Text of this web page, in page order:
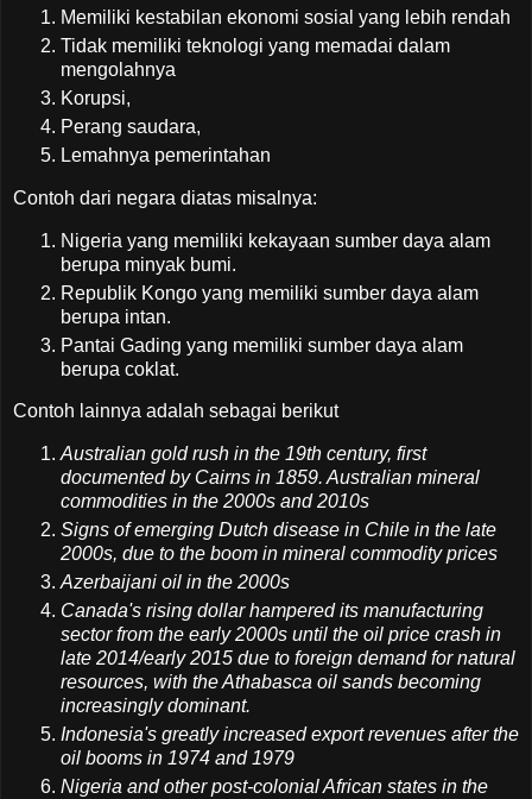
Memiliki kestabilan ekonomi sosial yang lebih rendah
Tidak memiliki teknologi yang memadai dalam
mengolahnya
Korupsi,
Perang saudara,
Lemahnya pemerintahan
Contoh dari negara diatas misalnya:
Nigeria yang memiliki kekayaan sumber daya alam
berupa minyak bumi.
Republik Kongo yang memiliki sumber daya alam
berupa intan.
Pantai Gading yang memiliki sumber daya alam
berupa coklat.
Contoh lainnya adalah sebagai berikut
Australian gold rush in the 19th century, first
documented by Cairns in 1859. Australian mineral
commodities in the 2000s and 2010s
Signs of emerging Dutch disease in Chile in the late
2000s, due to the boom in mineral commodity prices
Azerbaijani oil in the 2000s
Canada's rising dollar hampered its manufacturing
sector from the early 2000s until the oil price crash in
late 2014/early 2015 due to foreign demand for natural
resources, with the Athabasca oil sands becoming
increasingly dominant.
Indonesia's greatly increased export revenues after the
oil booms in 1974 and 1979
Nigeria and other post-colonial African states in the